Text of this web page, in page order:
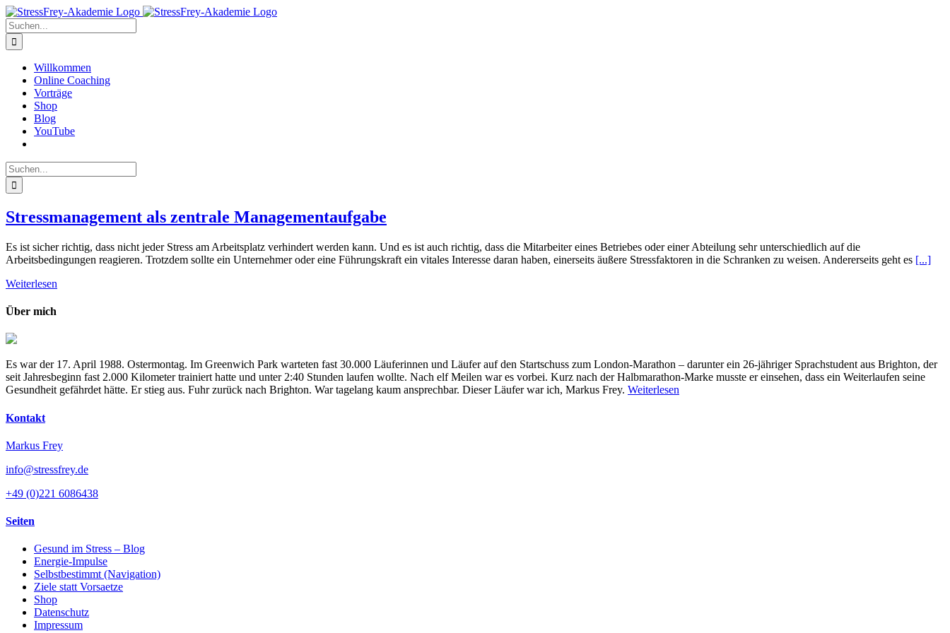
Zum
Inhalt
springen
Suche
nach:
Willkommen
Online Coaching
Vorträge
Shop
Blog
YouTube
Suche
nach:
Stressmanagement als zentrale Managementaufgabe
Es ist sicher richtig, dass nicht jeder Stress am Arbeitsplatz verhindert werden kann. Und es ist auch richtig, dass die Mitarbeiter eines Betriebes oder einer Abteilung sehr unterschiedlich auf die
Arbeitsbedingungen reagieren. Trotzdem sollte ein Unternehmer oder eine Führungskraft ein vitales Interesse daran haben, einerseits äußere Stressfaktoren in die Schranken zu weisen. Andererseits geht es [...]
Weiterlesen
Über mich
Es war der 17. April 1988. Ostermontag. Im Greenwich Park warteten fast 30.000 Läuferinnen und Läufer auf den Startschuss zum London-Marathon – darunter ein 26-jähriger Sprachstudent aus Brighton, der
seit Jahresbeginn fast 2.000 Kilometer trainiert hatte und unter 2:40 Stunden laufen wollte. Nach elf Meilen war es vorbei. Kurz nach der Halbmarathon-Marke musste er einsehen, dass ein Weiterlaufen seine
Gesundheit gefährdet hätte. Er stieg aus. Fuhr zurück nach Brighton. War tagelang kaum ansprechbar. Dieser Läufer war ich, Markus Frey. Weiterlesen
Kontakt
Markus Frey
info@stressfrey.de
+49 (0)221 6086438
Seiten
Gesund im Stress – Blog
Energie-Impulse
Selbstbestimmt (Navigation)
Ziele statt Vorsaetze
Shop
Datenschutz
Impressum